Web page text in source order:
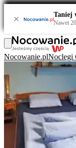
× Taniej
Nawet
Nocowanie.plNoclegi